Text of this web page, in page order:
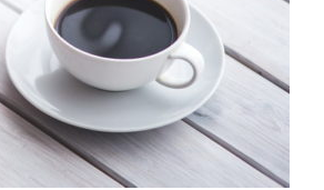
Redakcja Fresh.org.pl 18 maja, 2026